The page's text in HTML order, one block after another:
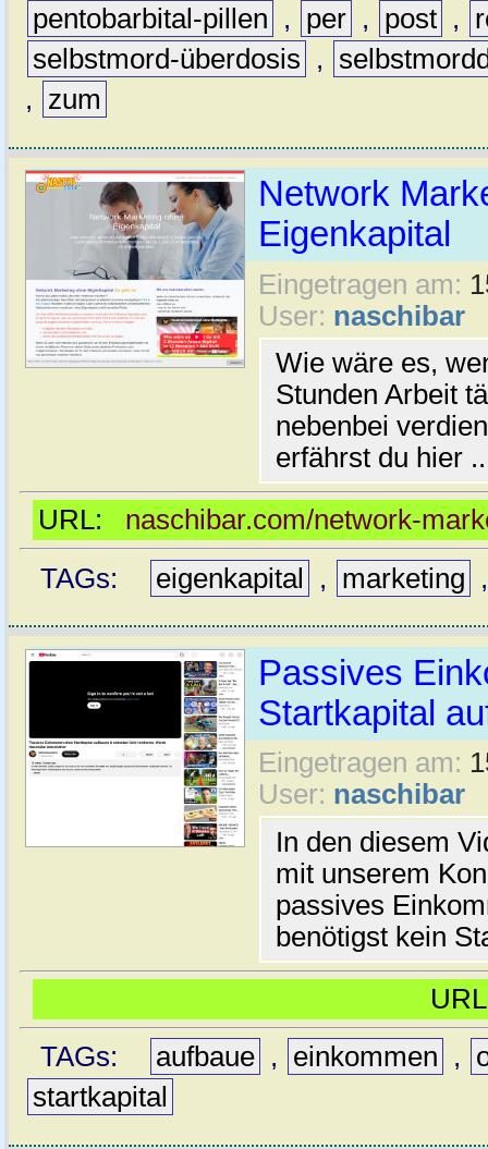
pentobarbital-pillen
, per , post ,
selbstmord-überdosis
,
,
zum
Network
Eigenkapital
Eingetragen am:
User: naschibar
Wie wäre es,
Stunden Arbeit
nebenbei
erfährst du hier
URL: naschibar.com/network-
TAGs:
eigenkapital , marketing
Passives
Startkapital
Eingetragen am:
User: naschibar
In den diesem
mit unserem
passives
benötigst kein
TAGs:
aufbaue , einkommen ,
startkapital